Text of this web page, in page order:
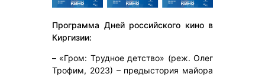
Программа Дней российского кино в
Киргизии:
– «Гром: Трудное детство» (реж. Олег
Трофим, 2023) – предыстория майора